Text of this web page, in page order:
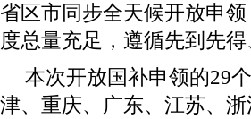
省区市同步全天候开放申
度总量充足，遵循先到先
本次开放国补申领的29
津、重庆、广东、江苏、